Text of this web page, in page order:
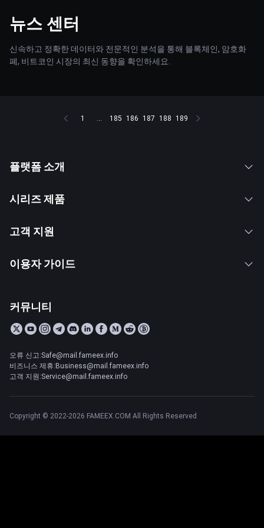
뉴스 센터
신속하고 정확한 데이터와 전문적인 분석을 통해 블록체인, 암호화
폐, 비트코인 시장의 최신 동향을 확인하세요.
1 ... 185 186 187 188 189
플랫폼 소개
시리즈 제품
고객 지원
이용자 가이드
커뮤니티
오류 신고:Safe@mail.fameex.info
비즈니스 제휴:Business@mail.fameex.info
고객 지원:Service@mail.fameex.info
Copyright © 2022-2026 FAMEEX.COM All Rights Reserved